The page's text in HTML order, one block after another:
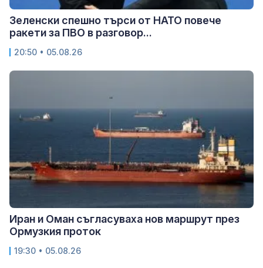
Зеленски спешно търси от НАТО повече
ракети за ПВО в разговор...
20:50 • 05.08.26
Иран и Оман съгласуваха нов маршрут през
Ормузкия проток
19:30 • 05.08.26